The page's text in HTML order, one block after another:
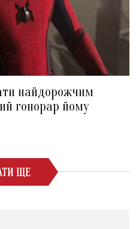
найдорожчим
гонорар йому
ЩЕ